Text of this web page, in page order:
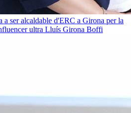
a ser alcaldable d'ERC a Girona per la
ultra Lluís Girona Boffi